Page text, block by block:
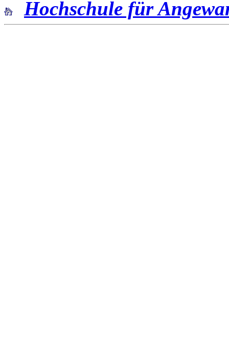
Hochschule für